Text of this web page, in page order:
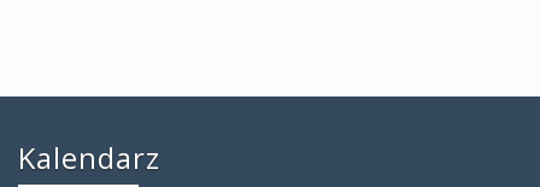
Kalendarz